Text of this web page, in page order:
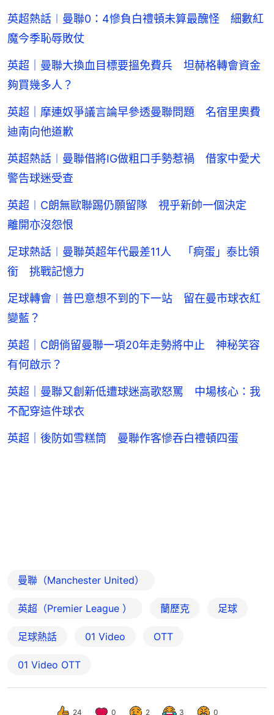
英超熱話︱曼聯0：4慘負白禮頓未算最醜怪 細數紅
魔今季恥辱敗仗
英超｜曼聯大換血目標要搵免費兵 坦赫格轉會資金
夠買幾多人？
英超｜摩連奴爭議言論早參透曼聯問題 名宿里奧費
迪南向他道歉
英超熱話︱曼聯借將IG做粗口手勢惹禍 借家中愛犬
警告球迷受查
英超︱C朗無歐聯踢仍願留隊 視乎新帥一個決定
離開亦沒怨恨
足球熱話︱曼聯英超年代最差11人 「痾蛋」泰比領
銜 挑戰記憶力
足球轉會︱普巴意想不到的下一站 留在曼市球衣紅
變藍？
英超｜C朗倘留曼聯一項20年走勢將中止 神秘笑容
有何啟示？
英超｜曼聯又創新低遭球迷高歌怒罵 中場核心：我
不配穿這件球衣
英超｜後防如雪糕筒 曼聯作客慘吞白禮頓四蛋
曼聯（Manchester United）
英超（Premier League ） 蘭歷克 足球
足球熱話 01 Video OTT
01‌ ‌Video‌ ‌OTT
24 0 2 3 0